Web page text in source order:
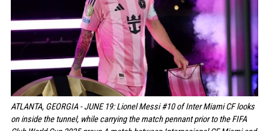
ATLANTA, GEORGIA - JUNE 19: Lionel Messi #10 of Inter Miami CF looks
on inside the tunnel, while carrying the match pennant prior to the FIFA